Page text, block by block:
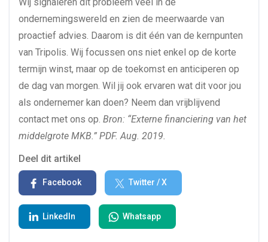
Wij signaleren dit probleem veel in de
ondernemingswereld en zien de meerwaarde van
proactief advies. Daarom is dit één van de kernpunten
van Tripolis. Wij focussen ons niet enkel op de korte
termijn winst, maar op de toekomst en anticiperen op
de dag van morgen. Wil jij ook ervaren wat dit voor jou
als ondernemer kan doen? Neem dan vrijblijvend
contact met ons op. Bron: “Externe financiering van het
middelgrote MKB.” PDF. Aug. 2019.
Deel dit artikel
Facebook Twitter / X
LinkedIn Whatsapp